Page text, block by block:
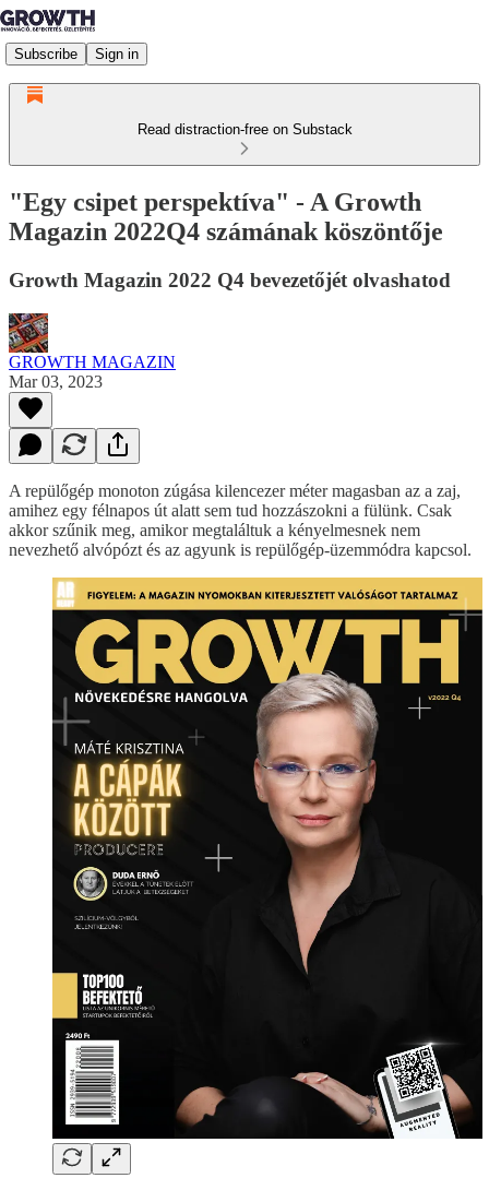
Subscribe Sign in
Read distraction-free on Substack
"Egy csipet perspektíva" - A Growth
Magazin 2022Q4 számának köszöntője
Growth Magazin 2022 Q4 bevezetőjét olvashatod
GROWTH MAGAZIN
Mar 03, 2023
A repülőgép monoton zúgása kilencezer méter magasban az a zaj,
amihez egy félnapos út alatt sem tud hozzászokni a fülünk. Csak
akkor szűnik meg, amikor megtaláltuk a kényelmesnek nem
nevezhető alvópózt és az agyunk is repülőgép-üzemmódra kapcsol.